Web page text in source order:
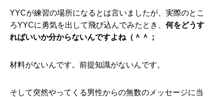
YYCが練習の場所になるとは言いましたが、実際のとこ
ろYYCに勇気を出して飛び込んでみたとき、 何をどうす
ればいいか分からないんですよね（＾＾；
材料がないんです。前提知識がないんです。
そして突然やってくる男性からの無数のメッセージに当